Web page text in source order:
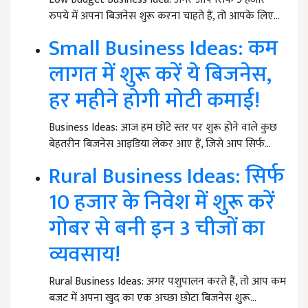
रुपये में अपना बिजनेस शुरू करना चाहते हैं, तो आपके लिए…
Small Business Ideas: कम
लागत में शुरू करें ये बिजनेस,
हर महीने होगी मोटी कमाई!
Business Ideas: आज हम छोटे स्तर पर शुरू होने वाले कुछ
बेहतरीन बिजनेस आइडिया लेकर आए हैं, जिसे आप सिर्फ…
Rural Business Ideas: सिर्फ
10 हजार के निवेश में शुरू करें
गोबर से बनी इन 3 चीजों का
व्यवसाय!
Rural Business Ideas: अगर पशुपालन करते हैं, तो आप कम
बजट में अपना खुद का एक अच्छा छोटा बिजनेस शुरू…